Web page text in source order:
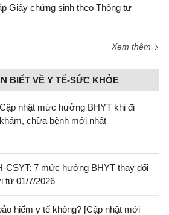
Giấy chứng sinh theo Thông tư
Xem thêm
BIẾT VỀ Y TẾ-SỨC KHỎE
Cập nhật mức hưởng BHYT khi đi
khám, chữa bệnh mới nhất
CSYT: 7 mức hưởng BHYT thay đổi
từ 01/7/2026
hiểm y tế không? [Cập nhật mới